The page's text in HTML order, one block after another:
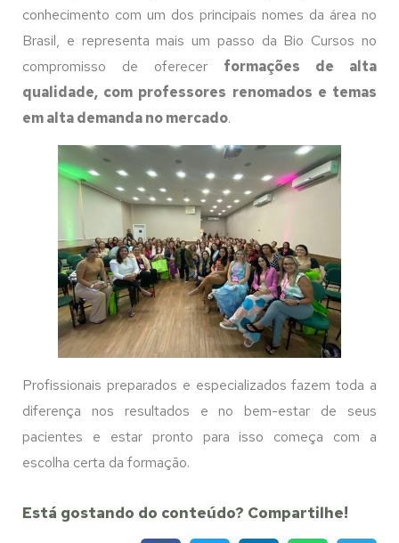
conhecimento com um dos principais nomes da área no
Brasil, e representa mais um passo da Bio Cursos no
compromisso de oferecer formações de alta
qualidade, com professores renomados e temas
em alta demanda no mercado.
Profissionais preparados e especializados fazem toda a
diferença nos resultados e no bem-estar de seus
pacientes e estar pronto para isso começa com a
escolha certa da formação.
Está gostando do conteúdo? Compartilhe!